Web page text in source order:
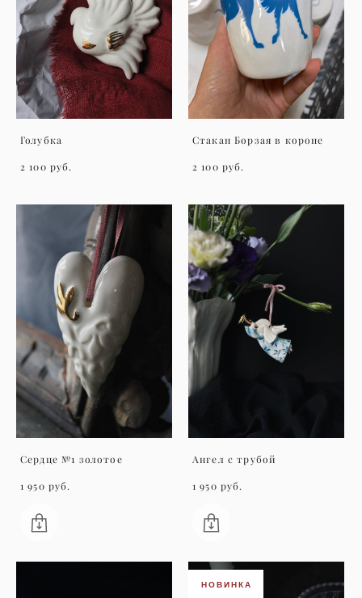
Голубка
2 100 pуб.
Стакан Борзая в короне
2 100 pуб.
Сердце №1 золотое
1 950 pуб.
Ангел с трубой
1 950 pуб.
НОВИНКА